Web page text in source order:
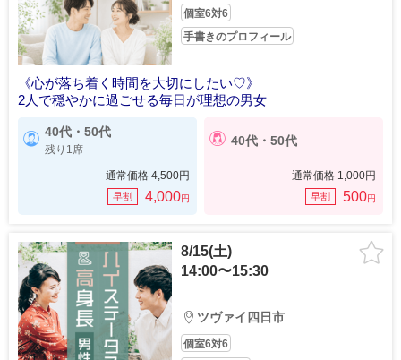
個室6対6
手書きのプロフィール
《心が落ち着く時間を大切にしたい♡》
2人で穏やかに過ごせる毎日が理想の男女
40代・50代
残り1席
通常価格 4,500円
早割 4,000円
40代・50代
通常価格 1,000円
早割 500円
8/15(土)
14:00〜15:30
ツヴァイ四日市
個室6対6